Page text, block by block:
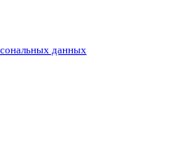
данных